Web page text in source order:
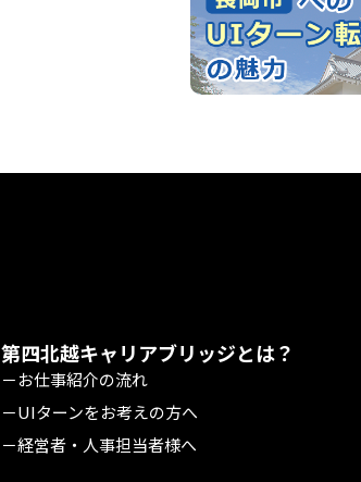
第四北越キャリアブリッジとは？
－お仕事紹介の流れ
－UIターンをお考えの方へ
－経営者・人事担当者様へ